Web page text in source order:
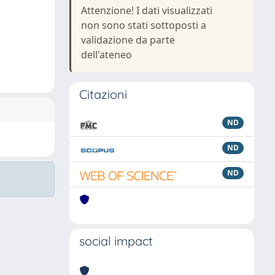
Attenzione! I dati visualizzati
non sono stati sottoposti a
validazione da parte
dell'ateneo
Citazioni
ND
ND
ND
social impact